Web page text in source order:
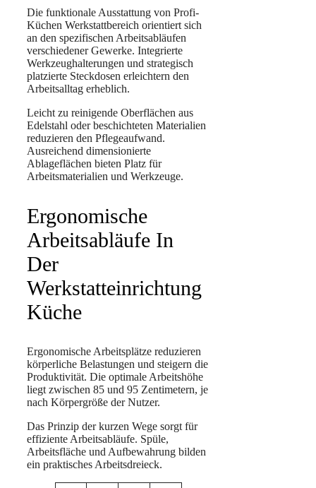
Die funktionale Ausstattung von Profi-
Küchen Werkstattbereich orientiert sich
an den spezifischen Arbeitsabläufen
verschiedener Gewerke. Integrierte
Werkzeughalterungen und strategisch
platzierte Steckdosen erleichtern den
Arbeitsalltag erheblich.
Leicht zu reinigende Oberflächen aus
Edelstahl oder beschichteten Materialien
reduzieren den Pflegeaufwand.
Ausreichend dimensionierte
Ablageflächen bieten Platz für
Arbeitsmaterialien und Werkzeuge.
Ergonomische
Arbeitsabläufe In
Der
Werkstatteinrichtung
Küche
Ergonomische Arbeitsplätze reduzieren
körperliche Belastungen und steigern die
Produktivität. Die optimale Arbeitshöhe
liegt zwischen 85 und 95 Zentimetern, je
nach Körpergröße der Nutzer.
Das Prinzip der kurzen Wege sorgt für
effiziente Arbeitsabläufe. Spüle,
Arbeitsfläche und Aufbewahrung bilden
ein praktisches Arbeitsdreieck.